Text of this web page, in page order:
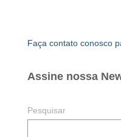
Faça contato conosco
Assine nossa
Pesquisar